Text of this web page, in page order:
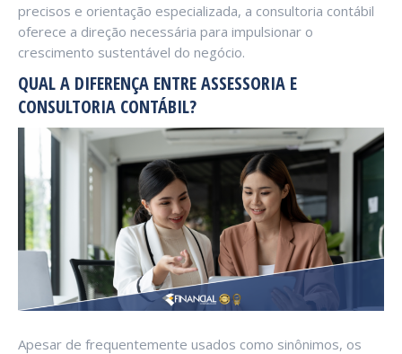
precisos e orientação especializada, a consultoria contábil
oferece a direção necessária para impulsionar o
crescimento sustentável do negócio.
QUAL A DIFERENÇA ENTRE ASSESSORIA E
CONSULTORIA CONTÁBIL?
Apesar de frequentemente usados como sinônimos, os